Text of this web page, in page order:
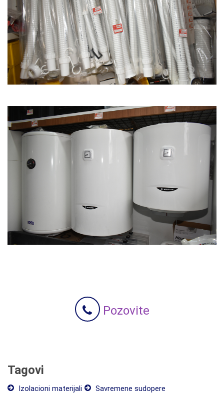
Pozovite
Tagovi
Izolacioni materijali Savremene sudopere